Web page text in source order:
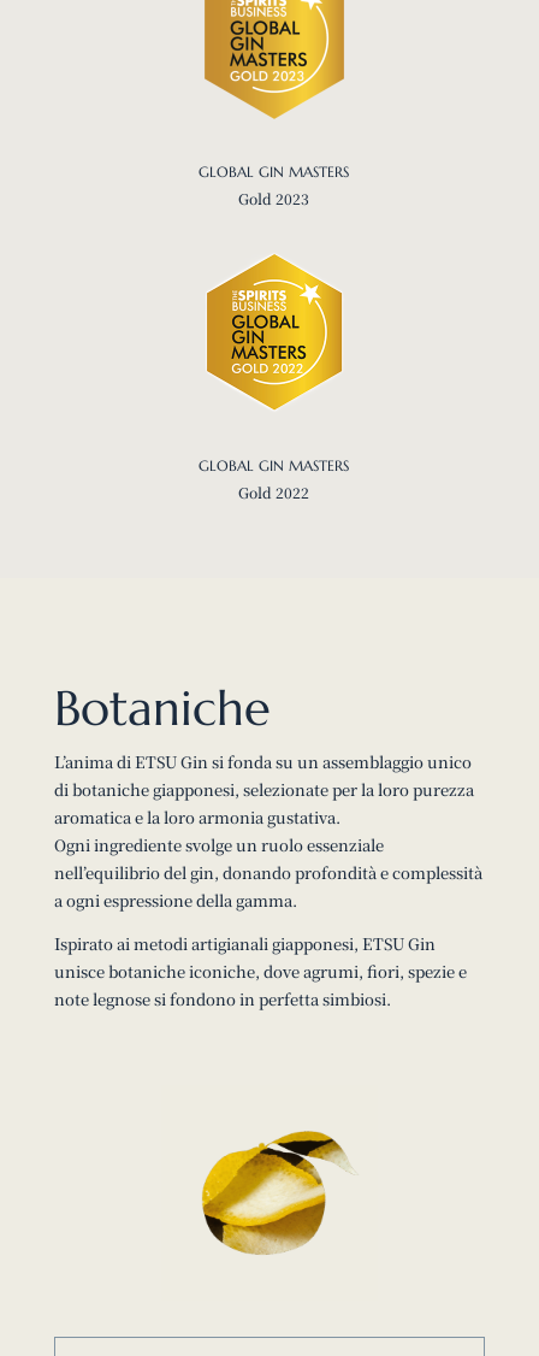
GLOBAL GIN MASTERS
Gold 2023
GLOBAL GIN MASTERS
Gold 2022
Botaniche
L’anima di ETSU Gin si fonda su un assemblaggio unico
di botaniche giapponesi, selezionate per la loro purezza
aromatica e la loro armonia gustativa.
Ogni ingrediente svolge un ruolo essenziale
nell’equilibrio del gin, donando profondità e complessità
a ogni espressione della gamma.
Ispirato ai metodi artigianali giapponesi, ETSU Gin
unisce botaniche iconiche, dove agrumi, fiori, spezie e
note legnose si fondono in perfetta simbiosi.